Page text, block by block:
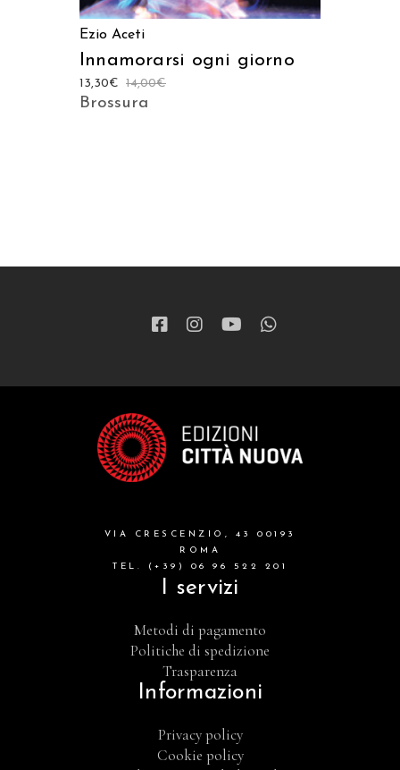
Ezio Aceti
Innamorarsi ogni giorno
14,00€
13,30€
Brossura
VIA CRESCENZIO, 43 00193
ROMA
TEL. (+39) 06 96 522 201
I servizi
Metodi di pagamento
Politiche di spedizione
Trasparenza
Informazioni
Privacy policy
Cookie policy